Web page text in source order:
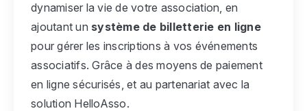
dynamiser la vie de votre association, en
ajoutant un système de billetterie en ligne
pour gérer les inscriptions à vos événements
associatifs. Grâce à des moyens de paiement
en ligne sécurisés, et au partenariat avec la
solution HelloAsso.